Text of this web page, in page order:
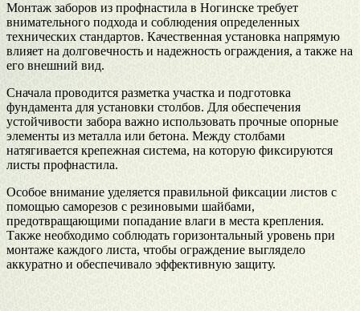
Монтаж заборов из профнастила в Ногинске требует
внимательного подхода и соблюдения определенных
технических стандартов. Качественная установка напрямую
влияет на долговечность и надежность ограждения, а также на
его внешний вид.
Сначала проводится разметка участка и подготовка
фундамента для установки столбов. Для обеспечения
устойчивости забора важно использовать прочные опорные
элементы из металла или бетона. Между столбами
натягивается крепежная система, на которую фиксируются
листы профнастила.
Особое внимание уделяется правильной фиксации листов с
помощью саморезов с резиновыми шайбами,
предотвращающими попадание влаги в места крепления.
Также необходимо соблюдать горизонтальный уровень при
монтаже каждого листа, чтобы ограждение выглядело
аккуратно и обеспечивало эффективную защиту.